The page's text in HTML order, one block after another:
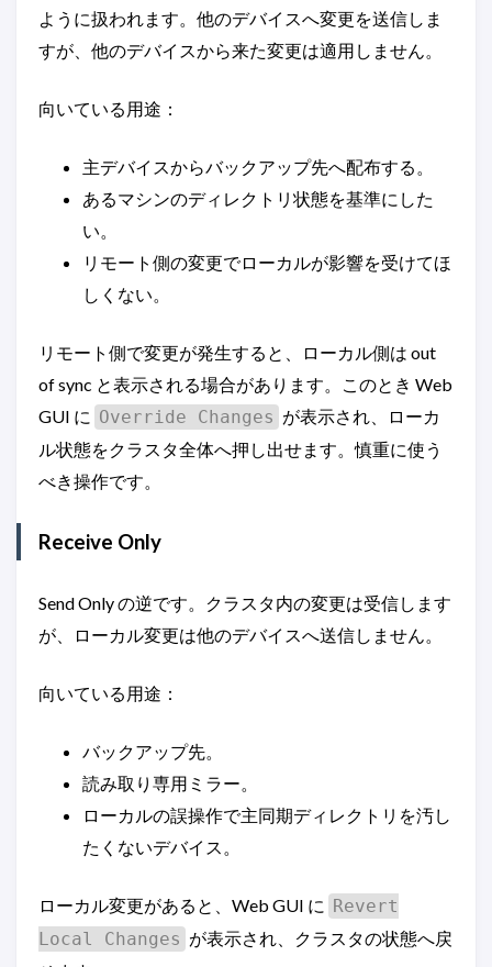
ように扱われます。他のデバイスへ変更を送信しま
すが、他のデバイスから来た変更は適用しません。
向いている用途：
主デバイスからバックアップ先へ配布する。
あるマシンのディレクトリ状態を基準にした
い。
リモート側の変更でローカルが影響を受けてほ
しくない。
リモート側で変更が発生すると、ローカル側は out
of sync と表示される場合があります。このとき Web
GUI に Override Changes が表示され、ローカ
ル状態をクラスタ全体へ押し出せます。慎重に使う
べき操作です。
Receive Only
Send Only の逆です。クラスタ内の変更は受信します
が、ローカル変更は他のデバイスへ送信しません。
向いている用途：
バックアップ先。
読み取り専用ミラー。
ローカルの誤操作で主同期ディレクトリを汚し
たくないデバイス。
ローカル変更があると、Web GUI に Revert
Local Changes が表示され、クラスタの状態へ戻